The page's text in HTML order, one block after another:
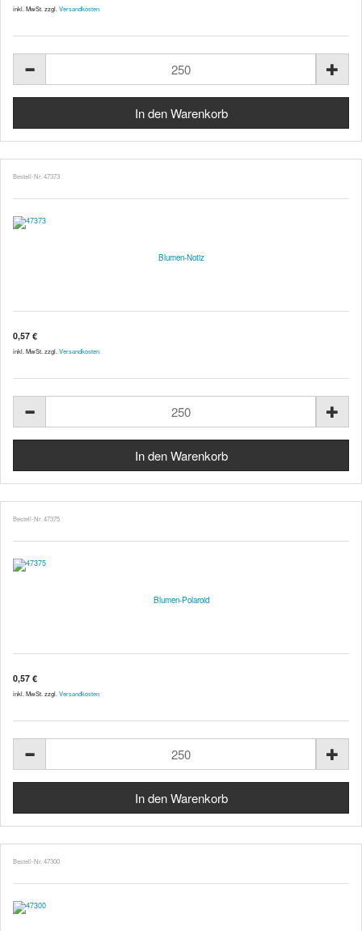
inkl. MwSt. zzgl. Versandkosten
Bestell-Nr. 47373
Blumen-Notiz
0,57 €
inkl. MwSt. zzgl. Versandkosten
Bestell-Nr. 47375
Blumen-Polaroid
0,57 €
inkl. MwSt. zzgl. Versandkosten
Bestell-Nr. 47300